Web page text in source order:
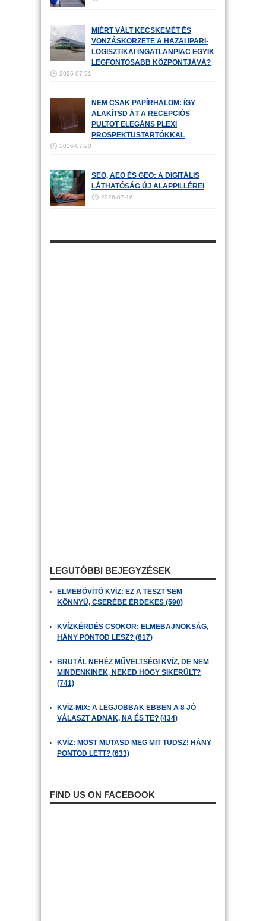
MIÉRT VÁLT KECSKEMÉT ÉS
VONZÁSKÖRZETE A HAZAI IPARI-
LOGISZTIKAI INGATLANPIAC EGYIK
LEGFONTOSABB KÖZPONTJÁVÁ?
2026-07-21
NEM CSAK PAPÍRHALOM: ÍGY
ALAKÍTSD ÁT A RECEPCIÓS
PULTOT ELEGÁNS PLEXI
PROSPEKTUSTARTÓKKAL
2026-07-20
SEO, AEO ÉS GEO: A DIGITÁLIS
LÁTHATÓSÁG ÚJ ALAPPILLÉREI
2026-07-16
LEGUTÓBBI BEJEGYZÉSEK
ELMEBŐVÍTŐ KVÍZ: EZ A TESZT SEM
KÖNNYŰ, CSERÉBE ÉRDEKES (590)
KVÍZKÉRDÉS CSOKOR: ELMEBAJNOKSÁG,
HÁNY PONTOD LESZ? (617)
BRUTÁL NEHÉZ MŰVELTSÉGI KVÍZ, DE NEM
MINDENKINEK, NEKED HOGY SIKERÜLT?
(741)
KVÍZ-MIX: A LEGJOBBAK EBBEN A 8 JÓ
VÁLASZT ADNAK, NA ÉS TE? (434)
KVÍZ: MOST MUTASD MEG MIT TUDSZ! HÁNY
PONTOD LETT? (633)
FIND US ON FACEBOOK